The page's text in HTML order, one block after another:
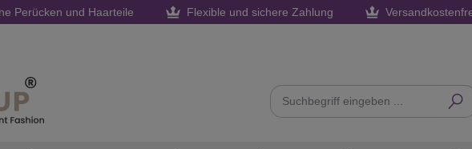
Perücken und Haarteile Flexible und sichere Zahlung